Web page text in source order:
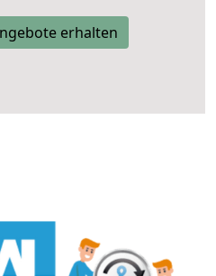
erhalten